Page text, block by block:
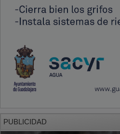
PUBLICIDAD